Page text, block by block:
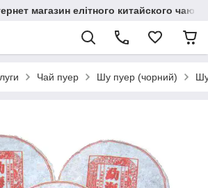
магазин елітного китайского чаю.
Чай пуер Шу пуер (чорний)